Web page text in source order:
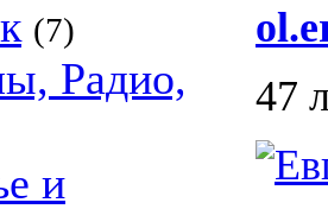
(7)
Радио,
и
47